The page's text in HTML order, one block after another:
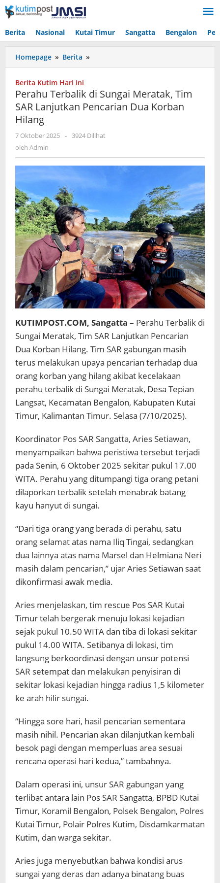
Lewati
ke
Berita Nasional Kutai Timur Sangatta Bengalon
Homepage » Berita »
Terbalik
Meratak,
Tim
Pencarian
Korban
Berita Kutim Hari Ini
Perahu Terbalik di Sungai Meratak, Tim
SAR Lanjutkan Pencarian Dua Korban
Hilang
7 Oktober 2025 oleh
- 3924 Dilihat
oleh Admin
KUTIMPOST.COM, Sangatta – Perahu Terbalik di
Sungai Meratak, Tim SAR Lanjutkan Pencarian
Dua Korban Hilang. Tim SAR gabungan masih
terus melakukan upaya pencarian terhadap dua
orang korban yang hilang akibat kecelakaan
perahu terbalik di Sungai Meratak, Desa Tepian
Langsat, Kecamatan Bengalon, Kabupaten Kutai
Timur, Kalimantan Timur. Selasa (7/10/2025).
Koordinator Pos SAR Sangatta, Aries Setiawan,
menyampaikan bahwa peristiwa tersebut terjadi
pada Senin, 6 Oktober 2025 sekitar pukul 17.00
WITA. Perahu yang ditumpangi tiga orang petani
dilaporkan terbalik setelah menabrak batang
kayu hanyut di sungai.
“Dari tiga orang yang berada di perahu, satu
orang selamat atas nama Iliq Tingai, sedangkan
dua lainnya atas nama Marsel dan Helmiana Neri
masih dalam pencarian,” ujar Aries Setiawan saat
dikonfirmasi awak media.
Aries menjelaskan, tim rescue Pos SAR Kutai
Timur telah bergerak menuju lokasi kejadian
sejak pukul 10.50 WITA dan tiba di lokasi sekitar
pukul 14.00 WITA. Setibanya di lokasi, tim
langsung berkoordinasi dengan unsur potensi
SAR setempat dan melakukan penyisiran di
sekitar lokasi kejadian hingga radius 1,5 kilometer
ke arah hilir sungai.
“Hingga sore hari, hasil pencarian sementara
masih nihil. Pencarian akan dilanjutkan kembali
besok pagi dengan memperluas area sesuai
rencana operasi hari kedua,” tambahnya.
Dalam operasi ini, unsur SAR gabungan yang
terlibat antara lain Pos SAR Sangatta, BPBD Kutai
Timur, Koramil Bengalon, Polsek Bengalon, Polres
Kutai Timur, Polair Polres Kutim, Disdamkarmatan
Kutim, dan warga sekitar.
Aries juga menyebutkan bahwa kondisi arus
sungai yang deras dan adanya binatang buas